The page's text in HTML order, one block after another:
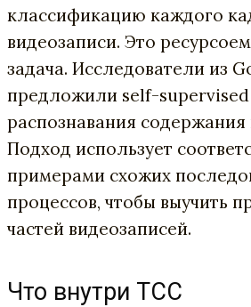
классификацию каждого
видеозаписи. Это
задача. Исследователи из
предложили self-
распознавания содержания
Подход использует
примерами схожих
процессов, чтобы выучить
частей видеозаписей.
Что внутри TCC